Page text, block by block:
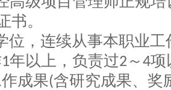
书。
位，连续从事本职业工
1年以上，负责过2 ～ 4项
成果(含研究成果、奖